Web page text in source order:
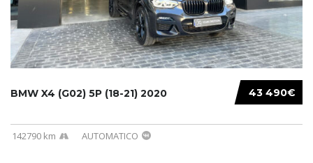
43 490€
BMW X4 (G02) 5P (18-21) 2020
142790 km AUTOMATICO